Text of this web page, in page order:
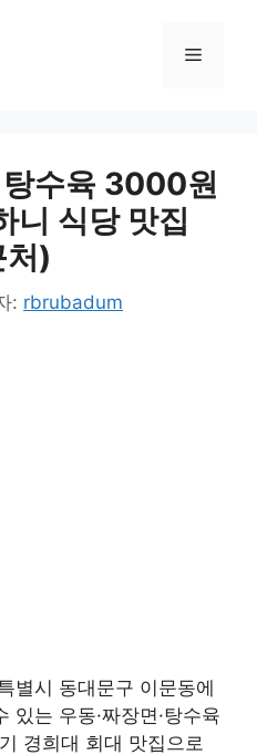
메
수육 3000원
니 식당 맛집
처)
: rbrubadum
별시 동대문구 이문동에
는 우동·짜장면·탕수육
경희대 회대 맛집으로